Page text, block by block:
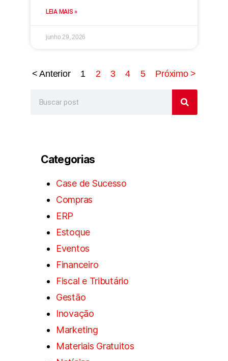
LEIA MAIS »
junho 29, 2026
< Anterior 1 2 3 4 5 Próximo >
Categorias
Case de Sucesso
Compras
ERP
Estoque
Eventos
Financeiro
Fiscal e Tributário
Gestão
Inovação
Marketing
Materiais Gratuitos